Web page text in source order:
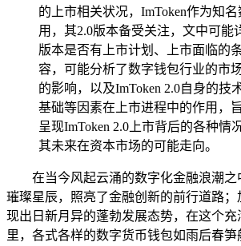
的上市相关状况，ImToken作为知
用，其2.0版本备受关注，文中可能
版本是否有上市计划、上市面临的
容，可能分析了数字钱包行业的市
的影响，以及ImToken 2.0自身的技
基础等因素在上市进程中的作用，
呈现ImToken 2.0上市背后的各种情
其未来在资本市场的可能走向。
在当今风起云涌的数字化金融浪潮之
璀璨星辰，照亮了金融创新的前行道路
现出日新月异的蓬勃发展态势，在这个
里，各式各样的数字货币钱包如雨后春